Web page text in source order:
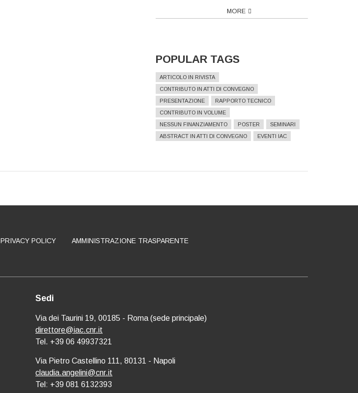
MORE
POPULAR TAGS
ARTICOLO IN RIVISTA
CONTRIBUTO IN ATTI DI CONVEGNO
PRESENTAZIONE
RAPPORTO TECNICO
CONTRIBUTO IN VOLUME
NESSUN FINANZIAMENTO
POSTER
SEMINARI
ABSTRACT IN ATTI DI CONVEGNO
EVENTI IAC
PRIVACY POLICY AMMINISTRAZIONE TRASPARENTE
Sedi
Via dei Taurini 19, 00185 - Roma (sede principale)
direttore@iac.cnr.it
Tel. +39 06 49937321
Via Pietro Castellino 111, 80131 - Napoli
claudia.angelini@cnr.it
Tel: +39 081 6132393